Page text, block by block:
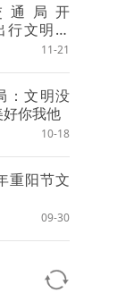
通局开
行文明交
11-21
：文明没
你我他
10-18
重阳节文
09-30